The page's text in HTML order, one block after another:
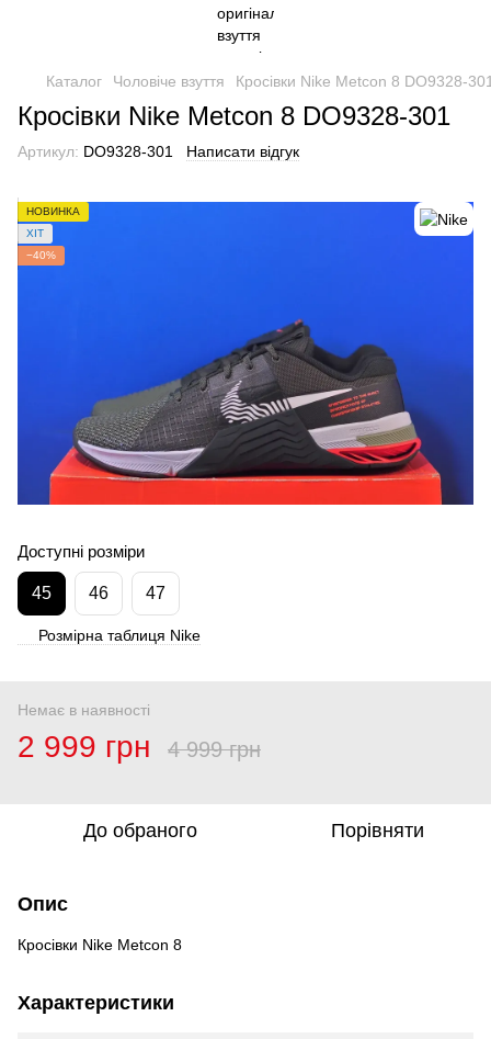
Каталог Чоловіче взуття Кросівки Nike Metcon 8 DO9328-
Кросівки Nike Metcon 8 DO9328-301
Артикул: DO9328-301 Написати відгук
НОВИНКА
ХІТ
−40%
Доступні розміри
45 46 47
Розмірна таблиця Nike
Немає в наявності
2 999 грн 4 999 грн
До обраного Порівняти
Опис
Кросівки Nike Metcon 8
Характеристики